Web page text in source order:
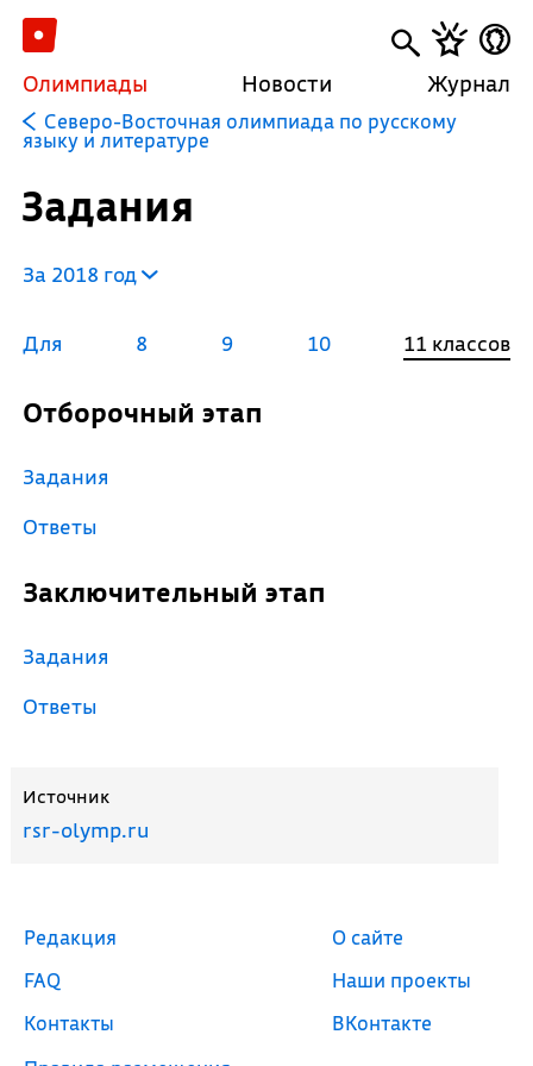
Олимпиады Новости Журнал
Северо-Восточная олимпиада по русскому
языку и литературе
Задания
За 2018 год
Для 8 9 10 11 классов
Отборочный этап
Задания
Ответы
Заключительный этап
Задания
Ответы
Источник
rsr-olymp.ru
Редакция
FAQ
Контакты
О сайте
Наши проекты
ВКонтакте